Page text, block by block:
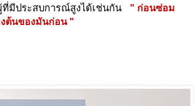
ที่มีประสบการณ์สูงได้เช่นกัน
" ก่อนซ่อม
งต้นของมันก่อน "